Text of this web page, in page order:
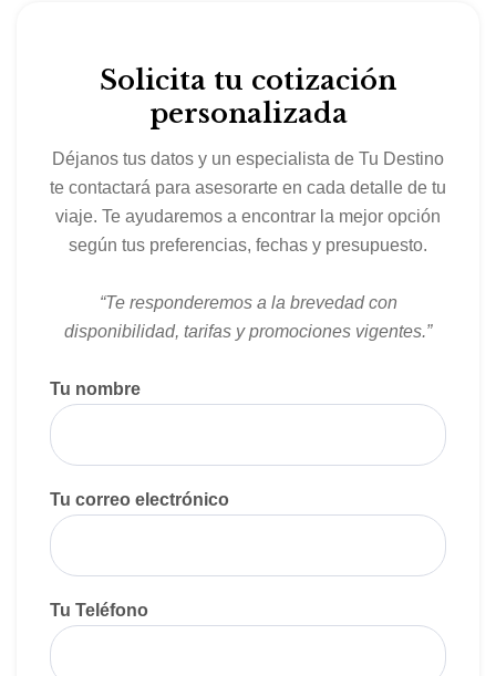
Solicita tu cotización
personalizada
Déjanos tus datos y un especialista de Tu Destino
te contactará para asesorarte en cada detalle de tu
viaje. Te ayudaremos a encontrar la mejor opción
según tus preferencias, fechas y presupuesto.
“Te responderemos a la brevedad con
disponibilidad, tarifas y promociones vigentes.”
Tu nombre
Tu correo electrónico
Tu Teléfono